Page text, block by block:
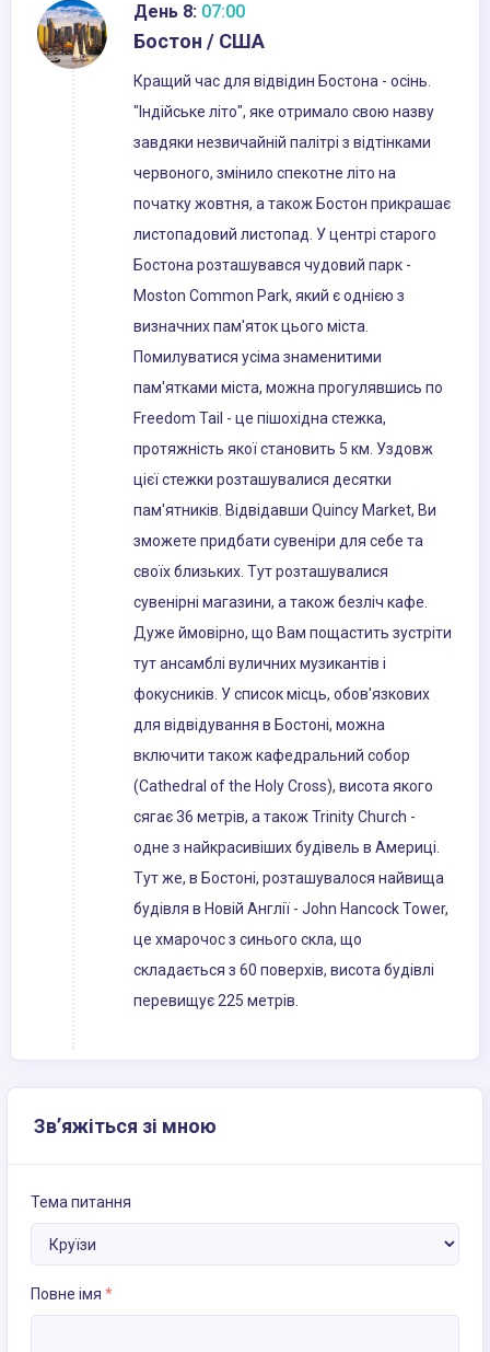
День 8: 07:00
Бостон / США
Кращий час для відвідин Бостона - осінь.
"Індійське літо", яке отримало свою назву
завдяки незвичайній палітрі з відтінками
червоного, змінило спекотне літо на
початку жовтня, а також Бостон прикрашає
листопадовий листопад. У центрі старого
Бостона розташувався чудовий парк -
Moston Common Park, який є однією з
визначних пам'яток цього міста.
Помилуватися усіма знаменитими
пам'ятками міста, можна прогулявшись по
Freedom Tail - це пішохідна стежка,
протяжність якої становить 5 км. Уздовж
цієї стежки розташувалися десятки
пам'ятників. Відвідавши Quincy Market, Ви
зможете придбати сувеніри для себе та
своїх близьких. Тут розташувалися
сувенірні магазини, а також безліч кафе.
Дуже ймовірно, що Вам пощастить зустріти
тут ансамблі вуличних музикантів і
фокусників. У список місць, обов'язкових
для відвідування в Бостоні, можна
включити також кафедральний собор
(Cathedral of the Holy Cross), висота якого
сягає 36 метрів, а також Trinity Church -
одне з найкрасивіших будівель в Америці.
Тут же, в Бостоні, розташувалося найвища
будівля в Новій Англії - John Hancock Tower,
це хмарочос з синього скла, що
складається з 60 поверхів, висота будівлі
перевищує 225 метрів.
Зв’яжіться зі мною
Тема питання
Повне імя *